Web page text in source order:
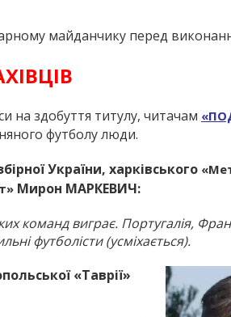
майданчику перед
на здобуття титулу, читачам
футболу люди.
України, харківського
Мирон МАРКЕВИЧ:
команд виграє. Португалія,
футболісти (усміхається).
«Таврії»